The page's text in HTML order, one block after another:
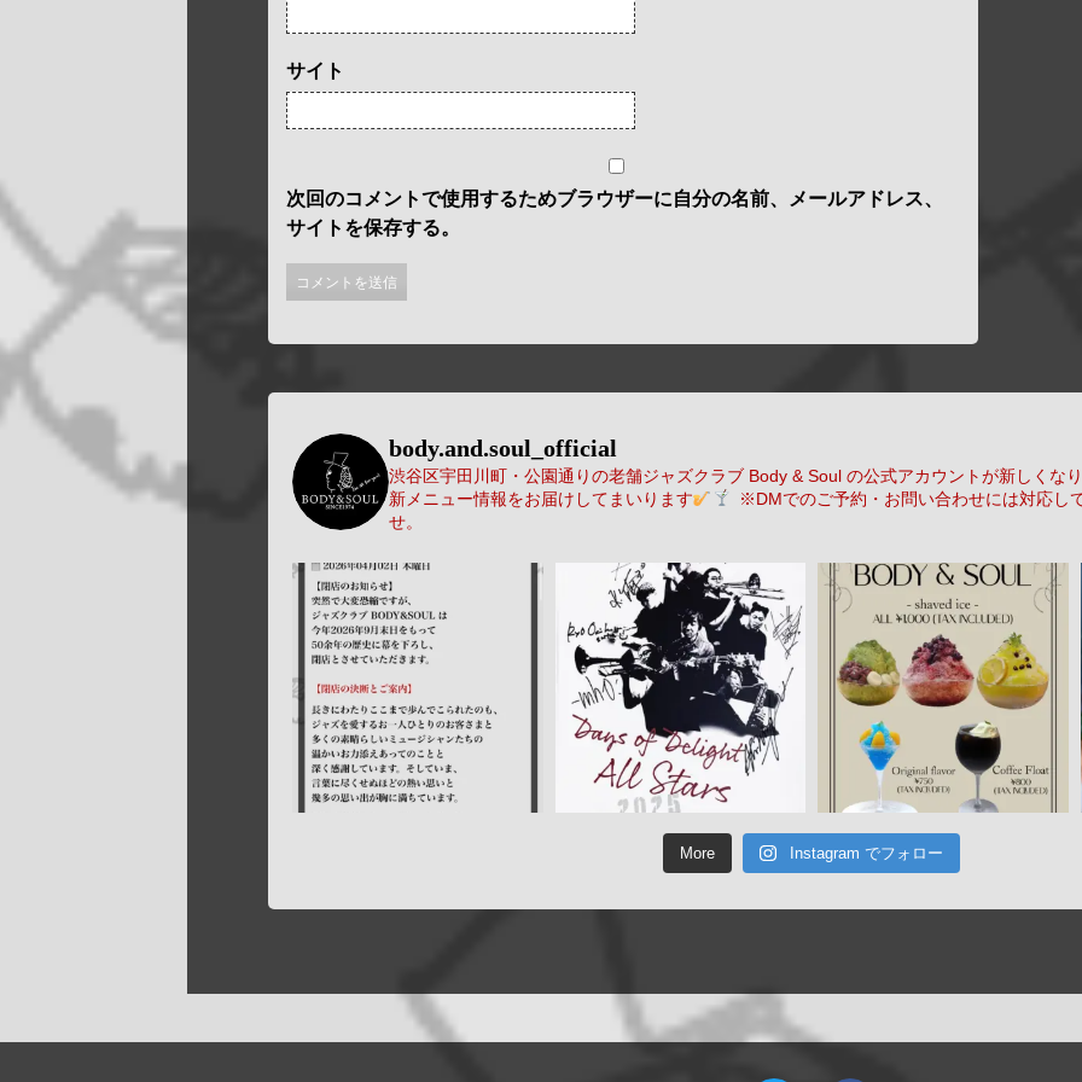
サイト
次回のコメントで使用するためブラウザーに自分の名前、メールアドレス、
サイトを保存する。
body.and.soul_official
渋谷区宇田川町・公園通りの老舗ジャズクラブ Body & Soul の公式アカウントが新しくな
新メニュー情報をお届けしてまいります
※DMでのご予約・お問い合わせには対応し
せ。
More Instagram でフォロー